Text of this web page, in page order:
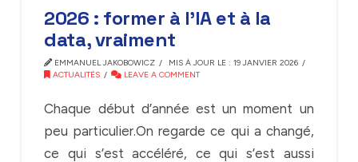
2026 : former à l’IA et à la
data, vraiment
EMMANUEL JAKOBOWICZ
MIS À JOUR LE : 19 JANVIER 2026
ACTUALITÉS
LEAVE A COMMENT
Chaque début d’année est un moment un
peu particulier.On regarde ce qui a changé,
ce qui s’est accéléré, ce qui s’est aussi